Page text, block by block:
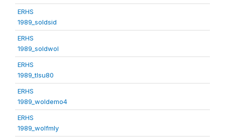
ERHS
1989_soldsid
ERHS
1989_soldwol
ERHS
1989_tlsu80
ERHS
1989_woldemo4
ERHS
1989_wolfmly